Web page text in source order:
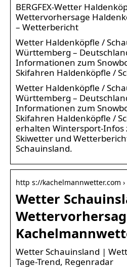
BERGFEX-Wetter
Wettervorhersage
– Wetterbericht
Wetter Haldenköpfle /
Württemberg –
Informationen zum
Skifahren Haldenköpfle /
Wetter Haldenköpfle /
Württemberg –
Informationen zum
Skifahren Haldenköpfle /
erhalten Wintersport-Infos
Skiwetter und
Schauinsland.
http s://kachelmannwetter.com
Wetter
Wetter Schauinsland |
Tage-Trend, Regenradar